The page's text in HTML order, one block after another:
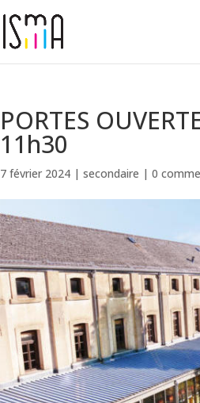
PORTES
11h30
7 février 2024 |secondaire |0